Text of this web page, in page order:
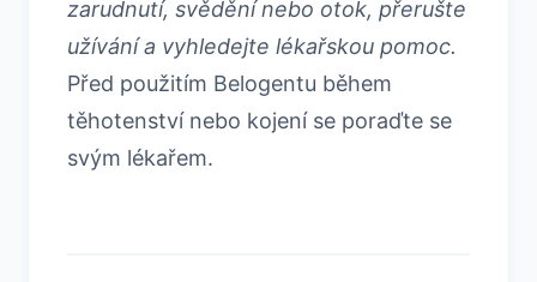
zarudnutí, svědění nebo otok, přerušte
užívání a vyhledejte lékařskou pomoc.
Před použitím Belogentu během
těhotenství nebo kojení se poraďte se
svým lékařem.